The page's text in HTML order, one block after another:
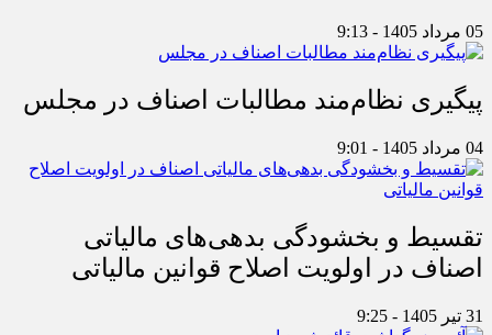
05 مرداد 1405 - 9:13
پیگیری نظام‌مند مطالبات اصناف در مجلس
04 مرداد 1405 - 9:01
تقسیط و بخشودگی بدهی‌های مالیاتی
اصناف در اولویت اصلاح قوانین مالیاتی
31 تیر 1405 - 9:25